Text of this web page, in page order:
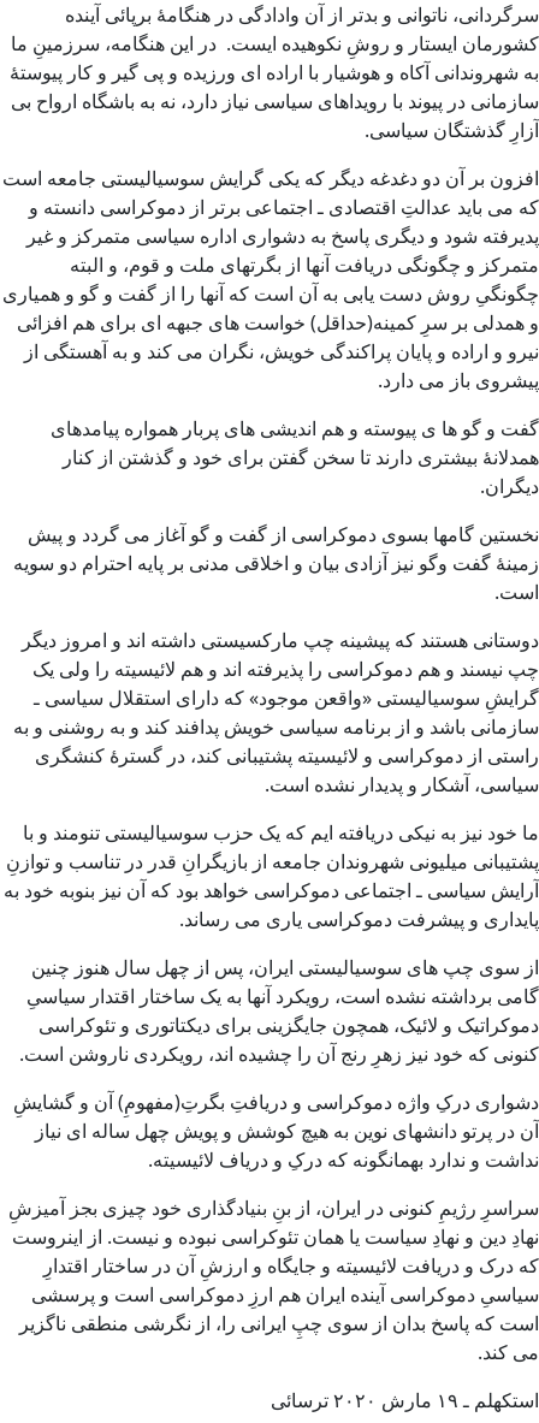
سرگردانی، ناتوانی و بدتر از آن وادادگی در هنگامهٔ برپائی آینده
کشورمان ایستار و روشِ نکوهیده ایست. در این هنگامه، سرزمینِ ما
به شهروندانی آکاه و هوشیار با اراده ای ورزیده و پی گیر و کار پیوستهٔ
سازمانی در پیوند با رویداهای سیاسی نیاز دارد، نه به باشگاه ارواح بی
آزارِ گذشتگان سیاسی.
افزون بر آن دو دغدغه دیگر که یکی گرایش سوسیالیستی جامعه است
که می باید عدالتِ اقتصادی ـ اجتماعی برتر از دموکراسی دانسته و
پدیرفته شود و دیگری پاسخ به دشواری اداره سیاسی متمرکز و غیر
متمرکز و چگونگی دریافت آنها از بگرتهای ملت و قوم، و البته
چگونگیِ روش دست یابی به آن است که آنها را از گفت و گو و همیاری
و همدلی بر سرِ کمینه(حداقل) خواست های جبهه ای برای هم افزائی
نیرو و اراده و پایان پراکندگی خویش، نگران می کند و به آهستگی از
پیشروی باز می دارد.
گفت و گو ها ی پیوسته و هم اندیشی های پربار همواره پیامدهای
همدلانهٔ بیشتری دارند تا سخن گفتن برای خود و گذشتن از کنار
دیگران.
نخستین گامها بسوی دموکراسی از گفت و گو آغاز می گردد و پیش
زمینهٔ گفت وگو نیز آزادی بیان و اخلاقی مدنی بر پایه احترام دو سویه
است.
دوستانی هستند که پیشینه چپ مارکسیستی داشته اند و امروز دیگر
چپ نیسند و هم دموکراسی را پذیرفته اند و هم لائیسیته را ولی یک
گرایشِ سوسیالیستی «واقعن موجود» که دارای استقلال سیاسی ـ
سازمانی باشد و از برنامه سیاسی خویش پدافند کند و به روشنی و به
راستی از دموکراسی و لائیسیته پشتیبانی کند، در گسترهٔ کنشگری
سیاسی، آشکار و پدیدار نشده است.
ما خود نیز به نیکی دریافته ایم که یک حزب سوسیالیستی تنومند و با
پشتیبانی میلیونی شهروندان جامعه از بازیگرانِ قدر در تناسب و توازنِ
آرایش سیاسی ـ اجتماعی دموکراسی خواهد بود که آن نیز بنوبه خود به
پایداری و پیشرفت دموکراسی یاری می رساند.
از سوی چپ های سوسیالیستی ایران، پس از چهل سال هنوز چنین
گامی برداشته نشده است، رویکرد آنها به یک ساختار اقتدار سیاسیِ
دموکراتیک و لائیک، همچون جایگزینی برای دیکتاتوری و تئوکراسی
کنونی که خود نیز زهرِ رنج آن را چشیده اند، رویکردی ناروشن است.
دشواری درکِ واژه دموکراسی و دریافتِ بگرتِ(مفهومِ) آن و گشایشِ
آن در پرتو دانشهای نوین به هیچ کوشش و پویش چهل ساله ای نیاز
نداشت و ندارد بهمانگونه که درکِ و دریاف لائیسیته.
سراسرِ رژیمِ کنونی در ایران، از بنِ بنیادگذاری خود چیزی بجز آمیزشِ
نهادِ دین و نهادِ سیاست یا همان تئوکراسی نبوده و نیست. از اینروست
که درک و دریافت لائیسیته و جایگاه و ارزشِ آن در ساختار اقتدارِ
سیاسیِ دموکراسی آینده ایران هم ارزِ دموکراسی است و پرسشی
است که پاسخ بدان از سوی چپِ ایرانی را، از نگرشی منطقی ناگزیر
می کند.
استکهلم ـ ۱۹ مارش ۲۰۲۰ ترسائی